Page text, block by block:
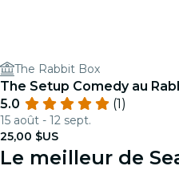
The Rabbit Box
The Setup Comedy au
5.0
(1)
15 août - 12 sept.
25,00 $US
Le meilleur de